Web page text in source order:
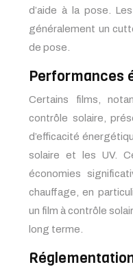
d’aide à la pose.
généralement un
de pose.
Performances
Certains films,
contrôle solaire,
d’efficacité
solaire et les UV.
économies
chauffage, en
un film à contrôle
long terme.